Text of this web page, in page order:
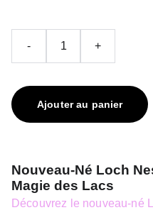
- +
Ajouter au panier
Nouveau-Né Loch
Magie des Lacs
Découvrez le nouveau-né